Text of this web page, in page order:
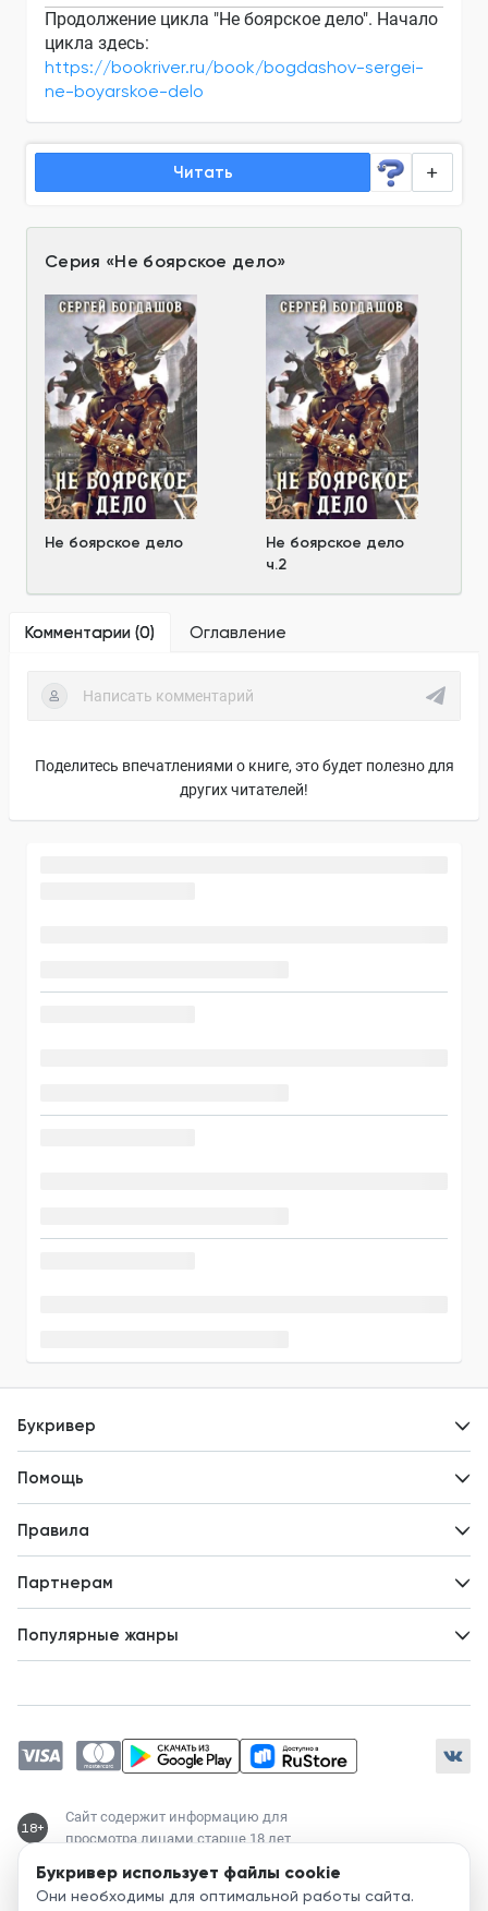
Букривер использует файлы cookie
Они необходимы для оптимальной работы сайта.
Продолжение цикла "Не боярское дело". Начало
цикла здесь:
https://bookriver.ru/book/bogdashov-sergei-
ne-boyarskoe-delo
Читать
Серия «Не боярское дело»
Не боярское дело
Не боярское дело
ч.2
Комментарии (0) Оглавление
Поделитесь впечатлениями о книге, это будет полезно для
других читателей!
Букривер
Новости
Помощь
Правила
Партнерам
Популярные жанры
Магические академии
Современный любовный роман
Любовное фэнтези
18+
Сайт содержит информацию для
просмотра лицами старше 18 лет
Служба поддержки:
support@bookriver.ru